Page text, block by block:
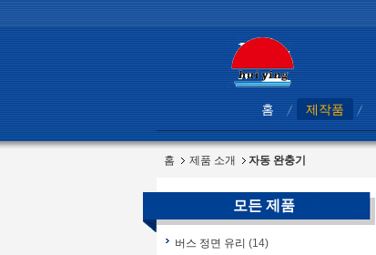
홈 제작품
홈 제품 소개 자동 완충기
모든 제품
버스 정면 유리 (14)